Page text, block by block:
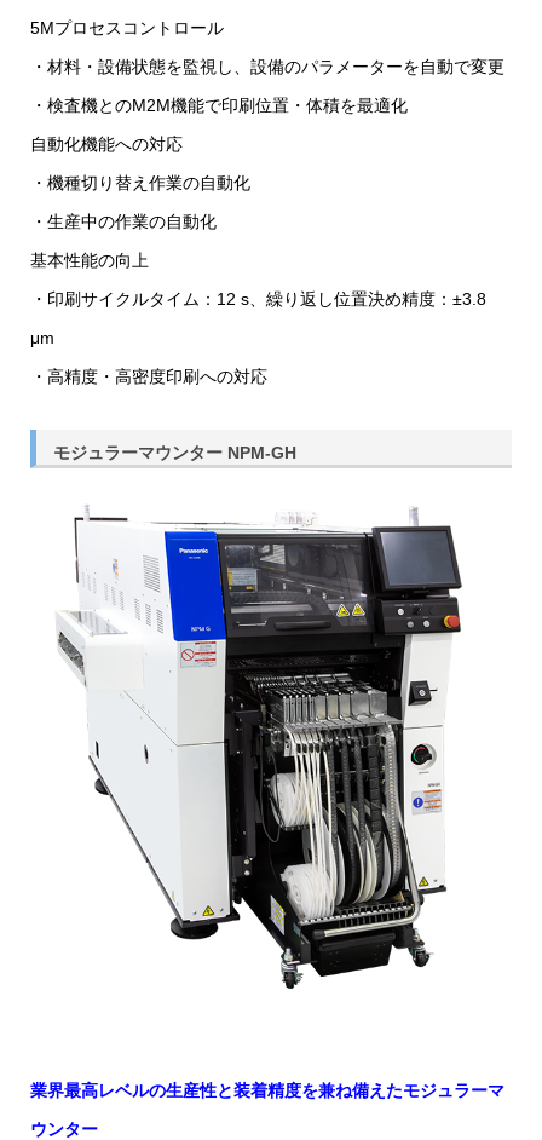
5Mプロセスコントロール
・材料・設備状態を監視し、設備のパラメーターを自動で変更
・検査機とのM2M機能で印刷位置・体積を最適化
自動化機能への対応
・機種切り替え作業の自動化
・生産中の作業の自動化
基本性能の向上
・印刷サイクルタイム：12 s、繰り返し位置決め精度：±3.8
μm
・高精度・高密度印刷への対応
モジュラーマウンター NPM-GH
業界最高レベルの生産性と装着精度を兼ね備えたモジュラーマ
ウンター